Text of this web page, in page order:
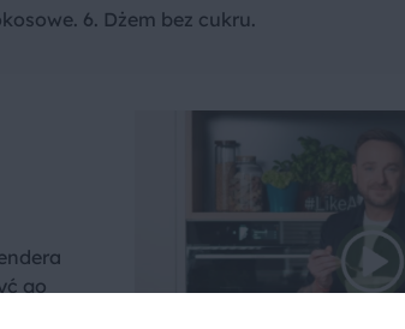
6. Dżem bez cukru.
go